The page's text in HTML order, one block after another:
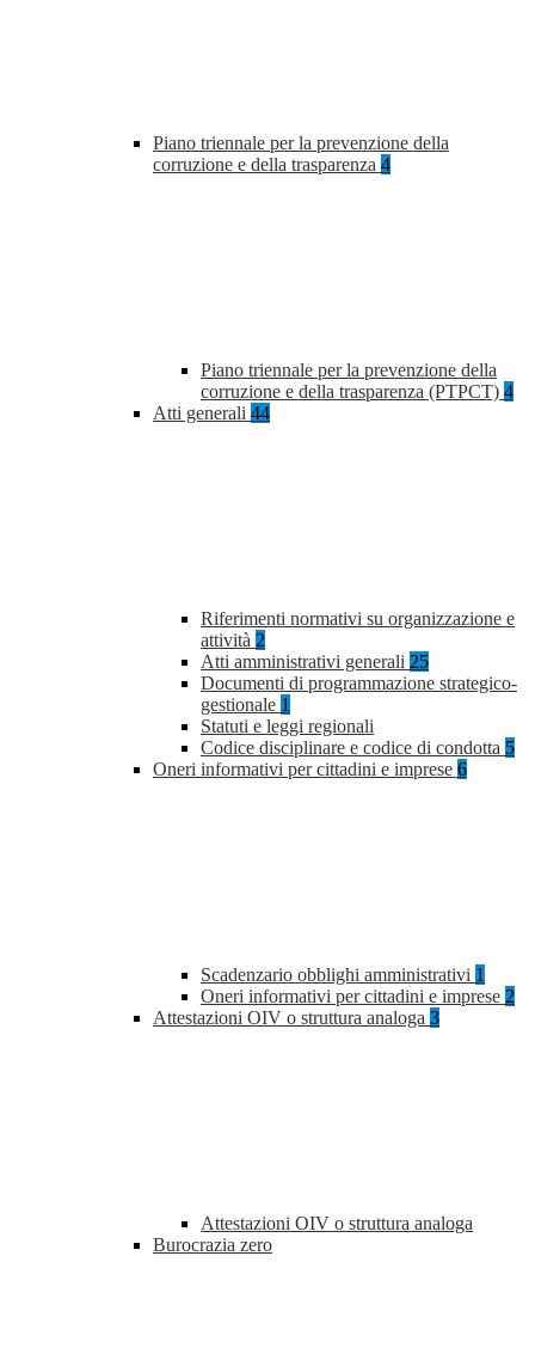
Piano triennale per la prevenzione della
corruzione e della trasparenza 4
Piano triennale per la prevenzione della
corruzione e della trasparenza (PTPCT) 4
Atti generali 44
Riferimenti normativi su organizzazione e
attività 2
Atti amministrativi generali 25
Documenti di programmazione strategico-
gestionale 1
Statuti e leggi regionali
Codice disciplinare e codice di condotta 5
Oneri informativi per cittadini e imprese 6
Scadenzario obblighi amministrativi 1
Oneri informativi per cittadini e imprese 2
Attestazioni OIV o struttura analoga 3
Attestazioni OIV o struttura analoga
Burocrazia zero